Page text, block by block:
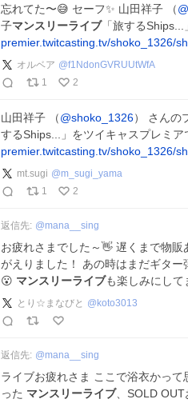
忘れてた〜😅 セーフ✨ 山田祥子 （
子マンスリーライブ「旅するShips...
premier.twitcasting.tv/shoko_1326/
オルベア @f1NdonGVRUUtWfA
1
2
山田祥子 （@shoko_1326） さんの
するShips...」をツイキャスプレミア
premier.twitcasting.tv/shoko_1326/
mt.sugi @m_sugi_yama
1
2
返信先: @mana__sing
お疲れさまでした～👋 遅くまで物
がえりました！ あの時はまだギタ
😮 マンスリーライブも楽しみにして
とり☆まなびと @ koto3013
返信先: @mana__sing
ライブお疲れさま ここで浴衣かっ
った マンスリーライブ、SOLD OUT